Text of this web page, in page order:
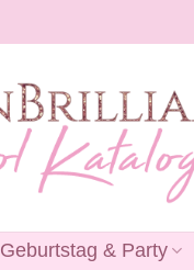
Geburtstag & Party